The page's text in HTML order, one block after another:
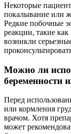
Некоторые
покалывание или
Редкие побочные
реакции, такие
возникли
Можно ли
беременности
Перед
или кормления
врачом. Хотя
может